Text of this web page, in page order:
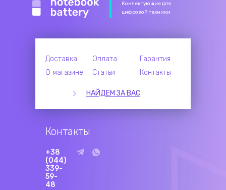
Комлектующие для
цифровой техники
Доставка Оплата
Гарантия
О магазине
Статьи Контакты
НАЙДЕМ ЗА ВАС
Контакты
+38
(044)
339-
59-
48